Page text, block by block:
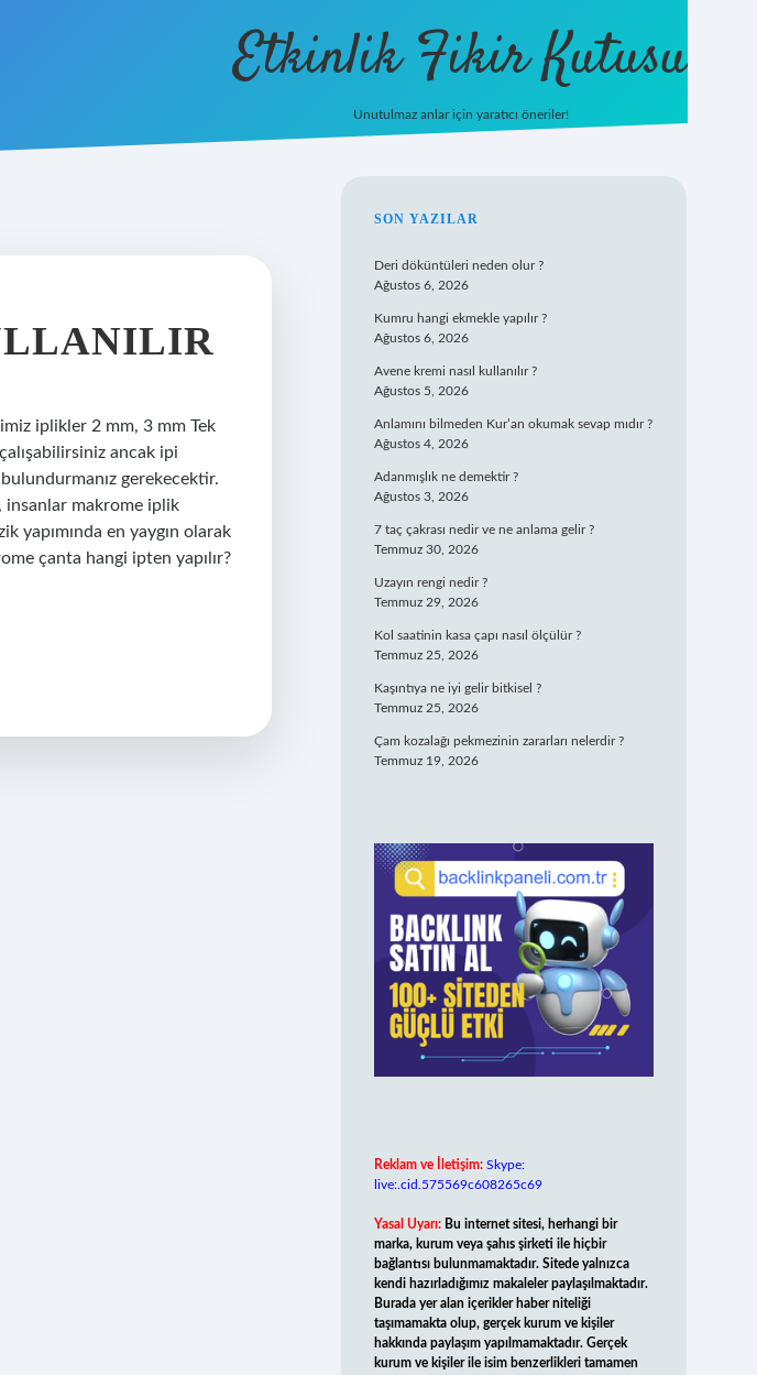
Etkinlik Fikir Kutusu
Unutulmaz anlar için yaratıcı öneriler!
iplikler 2 mm, 3 mm Tek
ancak ipi
gerekecektir.
insanlar makrome iplik
yapımında en yaygın olarak
çanta hangi ipten yapılır?
SIDEBAR
SON YAZILAR
Deri döküntüleri neden olur ?
Ağustos 6, 2026
Kumru hangi ekmekle yapılır ?
Ağustos 6, 2026
Avene kremi nasıl kullanılır ?
Ağustos 5, 2026
Anlamını bilmeden Kur’an okumak sevap mıdır ?
Ağustos 4, 2026
Adanmışlık ne demektir ?
Ağustos 3, 2026
7 taç çakrası nedir ve ne anlama gelir ?
Temmuz 30, 2026
Uzayın rengi nedir ?
Temmuz 29, 2026
Kol saatinin kasa çapı nasıl ölçülür ?
Temmuz 25, 2026
Kaşıntıya ne iyi gelir bitkisel ?
Temmuz 25, 2026
Çam kozalağı pekmezinin zararları nelerdir ?
Temmuz 19, 2026
Reklam ve İletişim: Skype:
live:.cid.575569c608265c69
Yasal Uyarı: Bu internet sitesi, herhangi bir
marka, kurum veya şahıs şirketi ile hiçbir
bağlantısı bulunmamaktadır. Sitede yalnızca
kendi hazırladığımız makaleler paylaşılmaktadır.
Burada yer alan içerikler haber niteliği
taşımamakta olup, gerçek kurum ve kişiler
hakkında paylaşım yapılmamaktadır. Gerçek
kurum ve kişiler ile isim benzerlikleri tamamen